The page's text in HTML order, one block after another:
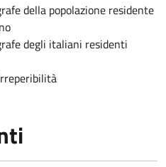
della popolazione residente
degli italiani residenti